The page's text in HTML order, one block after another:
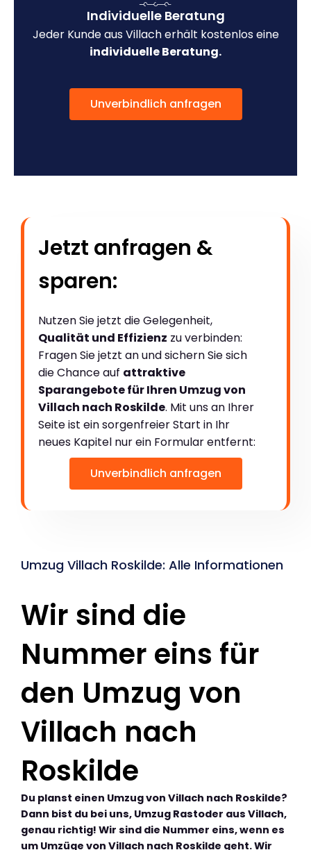
Individuelle Beratung
Jeder Kunde aus Villach erhält kostenlos eine
individuelle Beratung.
Unverbindlich anfragen
Jetzt anfragen &
sparen:
Nutzen Sie jetzt die Gelegenheit,
Qualität und Effizienz zu verbinden:
Fragen Sie jetzt an und sichern Sie sich
die Chance auf attraktive
Sparangebote für Ihren Umzug von
Villach nach Roskilde. Mit uns an Ihrer
Seite ist ein sorgenfreier Start in Ihr
neues Kapitel nur ein Formular entfernt:
Unverbindlich anfragen
Umzug Villach Roskilde: Alle Informationen
Wir sind die
Nummer eins für
den Umzug von
Villach nach
Roskilde
Du planst einen Umzug von Villach nach Roskilde?
Dann bist du bei uns, Umzug Rastoder aus Villach,
genau richtig! Wir sind die Nummer eins, wenn es
um Umzüge von Villach nach Roskilde geht. Wir